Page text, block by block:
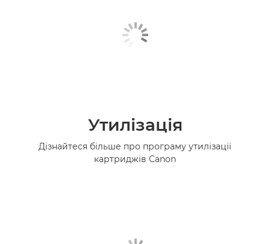
Утилізація
Дізнайтеся більше про програму утилізації
картриджів Canon